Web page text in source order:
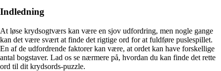
Indledning
At løse krydsogtværs kan være en sjov udfordring, men nogle gange
kan det være svært at finde det rigtige ord for at fuldføre puslespillet.
En af de udfordrende faktorer kan være, at ordet kan have forskellige
antal bogstaver. Lad os se nærmere på, hvordan du kan finde det rette
ord til dit krydsords-puzzle.